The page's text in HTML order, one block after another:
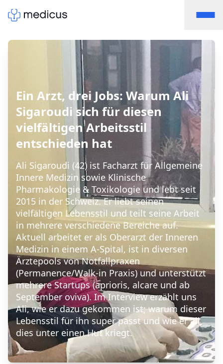
Ein Arzt, drei Jobs: Warum Ali
Sigaroudi sich für diesen
vielfältigen Arbeitsstil
entschieden hat
Ali Sigaroudi (42) ist Facharzt für Allgemeine
Innere Medizin sowie Klinische
Pharmakologie & Toxikologie und lebt seit
2015 in der Schweiz. Er liebt seinen
vielfältigen Lebensstil und teilt seine Arbeit
in mehrere verschiedene Bereiche auf.
Aktuell arbeitet er als Oberarzt der Inneren
Medizin in einem A-Spital, ist in diversen
Ärztepools von Notfallpraxen
(Permanence/Walk-in Praxis) und unterstützt
mehrere Startups (aprioris, alcare und ab
September oviva). Im Interview erzählt uns
Ali, wie er dazu gekommen ist; warum dieser
Lebensstil für ihn super passt und wie er all
dies unter einen Hut kriegt.